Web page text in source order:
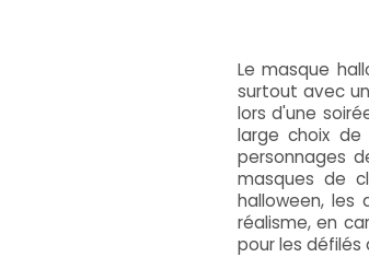
Le masque
surtout avec
lors d'une
large choix
personnages
masques de
halloween, les
réalisme, en
pour les défilés